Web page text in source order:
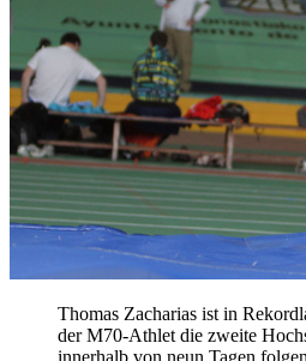
Thomas Zacharias ist in
der M70-Athlet die zweite
innerhalb von neun Tagen